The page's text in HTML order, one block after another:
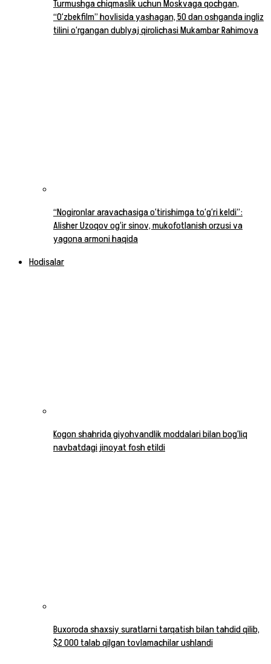
Turmushga chiqmaslik uchun Moskvaga qochgan,
“O‘zbekfilm” hovlisida yashagan, 50 dan oshganda ingliz
tilini o‘rgangan dublyaj qirolichasi Mukambar Rahimova
“Nogironlar aravachasiga o‘tirishimga to‘g‘ri keldi”:
Alisher Uzoqov og‘ir sinov, mukofotlanish orzusi va
yagona armoni haqida
Hodisalar
Kogon shahrida giyohvandlik moddalari bilan bog‘liq
navbatdagi jinoyat fosh etildi
Buxoroda shaxsiy suratlarni tarqatish bilan tahdid qilib,
$2 000 talab qilgan tovlamachilar ushlandi